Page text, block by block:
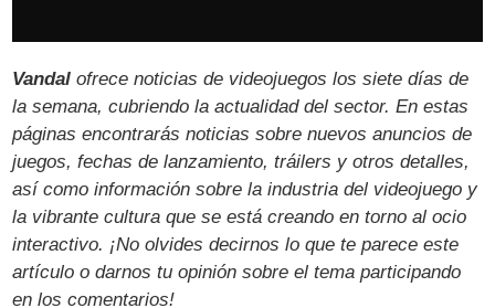
Vandal ofrece noticias de videojuegos los siete días de
la semana, cubriendo la actualidad del sector. En estas
páginas encontrarás noticias sobre nuevos anuncios de
juegos, fechas de lanzamiento, tráilers y otros detalles,
así como información sobre la industria del videojuego y
la vibrante cultura que se está creando en torno al ocio
interactivo. ¡No olvides decirnos lo que te parece este
artículo o darnos tu opinión sobre el tema participando
en los comentarios!